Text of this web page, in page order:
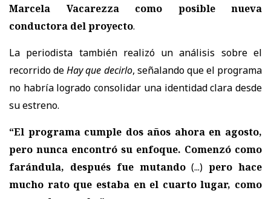
Marcela Vacarezza como posible nueva
conductora del proyecto.
La periodista también realizó un análisis sobre el
recorrido deHay que decirlo, señalando que el programa
no habría logrado consolidar una identidad clara desde
su estreno.
“El programa cumple dos años ahora en agosto,
pero nunca encontró su enfoque. Comenzó como
farándula, después fue mutando(...)pero hace
mucho rato que estaba en el cuarto lugar, como